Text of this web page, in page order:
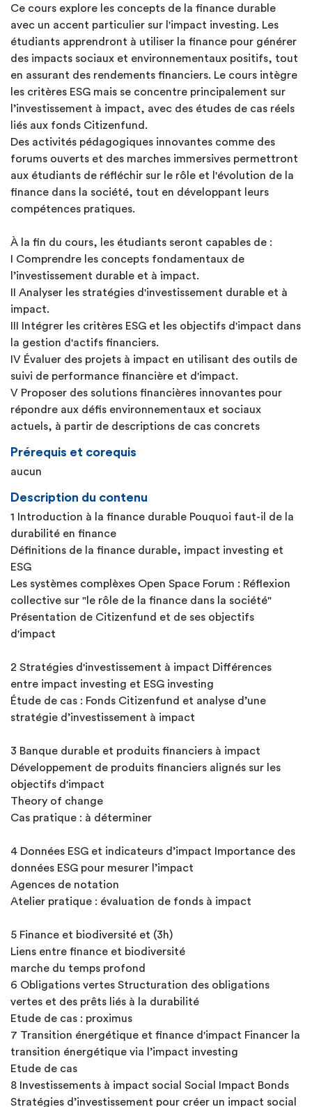
Ce cours explore les concepts de la finance durable
avec un accent particulier sur l'impact investing. Les
étudiants apprendront à utiliser la finance pour générer
des impacts sociaux et environnementaux positifs, tout
en assurant des rendements financiers. Le cours intègre
les critères ESG mais se concentre principalement sur
l’investissement à impact, avec des études de cas réels
liés aux fonds Citizenfund.
Des activités pédagogiques innovantes comme des
forums ouverts et des marches immersives permettront
aux étudiants de réfléchir sur le rôle et l'évolution de la
finance dans la société, tout en développant leurs
compétences pratiques.
À la fin du cours, les étudiants seront capables de :
I Comprendre les concepts fondamentaux de
l’investissement durable et à impact.
II Analyser les stratégies d'investissement durable et à
impact.
III Intégrer les critères ESG et les objectifs d'impact dans
la gestion d'actifs financiers.
IV Évaluer des projets à impact en utilisant des outils de
suivi de performance financière et d'impact.
V Proposer des solutions financières innovantes pour
répondre aux défis environnementaux et sociaux
actuels, à partir de descriptions de cas concrets
Prérequis et corequis
aucun
Description du contenu
1 Introduction à la finance durable Pouquoi faut-il de la
durabilité en finance
Définitions de la finance durable, impact investing et
ESG
Les systèmes complèxes Open Space Forum : Réflexion
collective sur "le rôle de la finance dans la société"
Présentation de Citizenfund et de ses objectifs
d'impact
2 Stratégies d'investissement à impact Différences
entre impact investing et ESG investing
Étude de cas : Fonds Citizenfund et analyse d’une
stratégie d’investissement à impact
3 Banque durable et produits financiers à impact
Développement de produits financiers alignés sur les
objectifs d'impact
Theory of change
Cas pratique : à déterminer
4 Données ESG et indicateurs d’impact Importance des
données ESG pour mesurer l’impact
Agences de notation
Atelier pratique : évaluation de fonds à impact
5 Finance et biodiversité et (3h)
Liens entre finance et biodiversité
marche du temps profond
6 Obligations vertes Structuration des obligations
vertes et des prêts liés à la durabilité
Etude de cas : proximus
7 Transition énergétique et finance d'impact Financer la
transition énergétique via l’impact investing
Etude de cas
8 Investissements à impact social Social Impact Bonds
Stratégies d’investissement pour créer un impact social